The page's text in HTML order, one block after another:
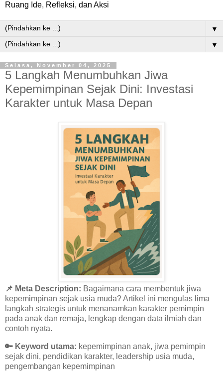
Ruang Ide, Refleksi, dan Aksi
▼
▼
Selasa, November 04, 2025
5 Langkah Menumbuhkan Jiwa
Kepemimpinan Sejak Dini: Investasi
Karakter untuk Masa Depan
📌 Meta Description: Bagaimana cara membentuk jiwa
kepemimpinan sejak usia muda? Artikel ini mengulas lima
langkah strategis untuk menanamkan karakter pemimpin
pada anak dan remaja, lengkap dengan data ilmiah dan
contoh nyata.
🔑 Keyword utama: kepemimpinan anak, jiwa pemimpin
sejak dini, pendidikan karakter, leadership usia muda,
pengembangan kepemimpinan